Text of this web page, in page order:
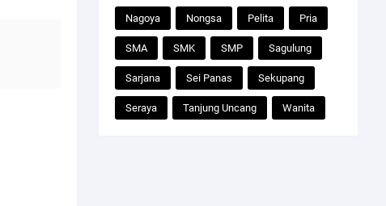
Nagoya Nongsa Pelita Pria
SMA SMK SMP Sagulung
Sarjana Sei Panas Sekupang
Seraya Tanjung Uncang Wanita